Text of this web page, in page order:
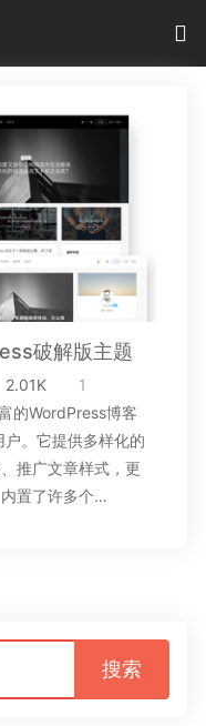
破解版主题
2.01K
1
的WordPress博客
。它提供多样化的
推广文章样式，更
置了许多个…